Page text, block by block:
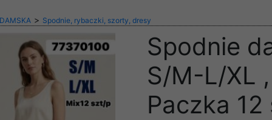
> Spodnie, rybaczki, szorty, dresy
Spodnie
S/M-L/XL
Paczka